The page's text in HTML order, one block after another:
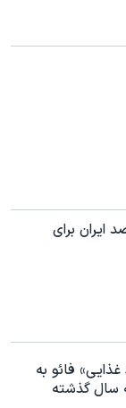
ایران برای
فائو به
سال گذشته